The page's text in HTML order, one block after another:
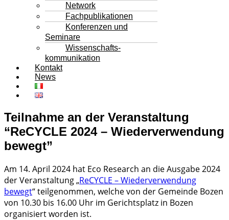
Network
Fachpublikationen
Konferenzen und
Seminare
Wissenschafts-
kommunikation
Kontakt
News
Teilnahme an der Veranstaltung
“ReCYCLE 2024 – Wiederverwendung
bewegt”
Am 14. April 2024 hat Eco Research an die Ausgabe 2024
der Veranstaltung „ReCYCLE – Wiederverwendung
bewegt“ teilgenommen, welche von der Gemeinde Bozen
von 10.30 bis 16.00 Uhr im Gerichtsplatz in Bozen
organisiert worden ist.